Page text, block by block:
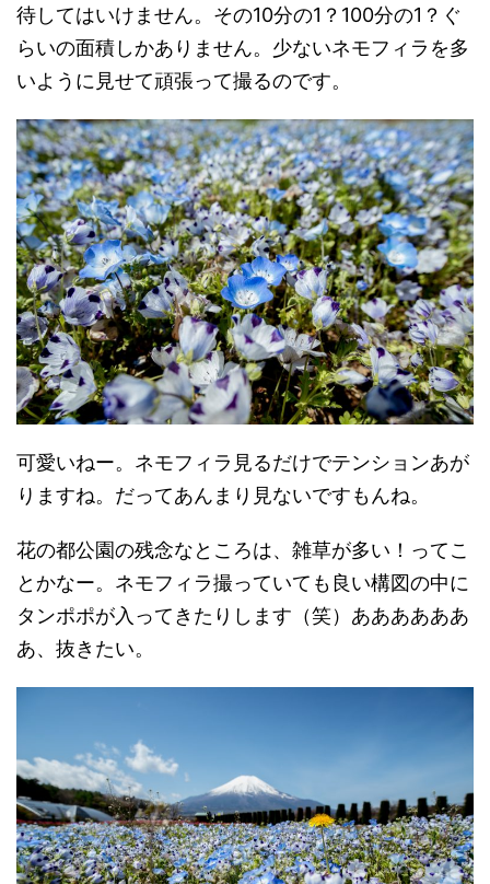
待してはいけません。その10分の1？100分の1？ぐ
らいの面積しかありません。少ないネモフィラを多
いように見せて頑張って撮るのです。
可愛いねー。ネモフィラ見るだけでテンションあが
りますね。だってあんまり見ないですもんね。
花の都公園の残念なところは、雑草が多い！ってこ
とかなー。ネモフィラ撮っていても良い構図の中に
タンポポが入ってきたりします（笑）ああああああ
あ、抜きたい。